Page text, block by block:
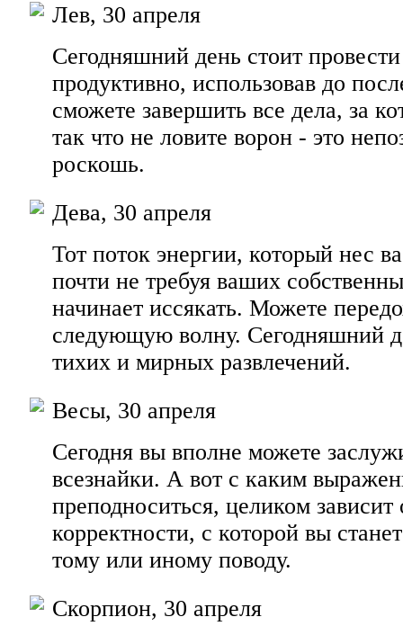
Лев, 30 апреля
Сегодняшний день стоит
продуктивно, использовав до
сможете завершить все дела, за
так что не ловите ворон - это
роскошь.
Дева, 30 апреля
Тот поток энергии, который нес
почти не требуя ваших
начинает иссякать. Можете
следующую волну. Сегодняшний
тихих и мирных развлечений.
Весы, 30 апреля
Сегодня вы вполне можете
всезнайки. А вот с каким
преподноситься, целиком зависит
корректности, с которой вы
тому или иному поводу.
Скорпион, 30 апреля